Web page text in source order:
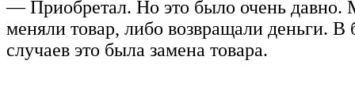
— Приобретал. Но это было очень давно.
меняли товар, либо возвращали деньги. В
случаев это была замена товара.